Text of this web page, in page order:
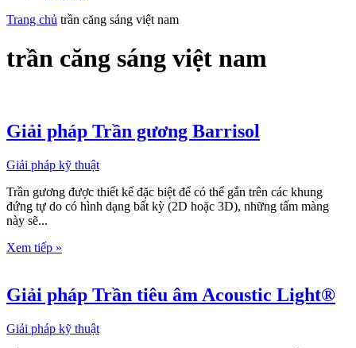
Trang chủ trần căng sáng việt nam
trần căng sáng việt nam
Giải pháp Trần gương Barrisol
Giải pháp kỹ thuật
Trần gương được thiết kế đặc biệt để có thể gắn trên các khung
đứng tự do có hình dạng bất kỳ (2D hoặc 3D), những tấm màng
này sẽ...
Xem tiếp »
Giải pháp Trần tiêu âm Acoustic Light®
Giải pháp kỹ thuật